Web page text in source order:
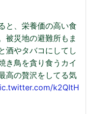
と、栄養価の高い食
被災地の避難所もま
酒やタバコにしてし
き鳥を貪り食うカイ
高の贅沢をしてる気
k2QItH